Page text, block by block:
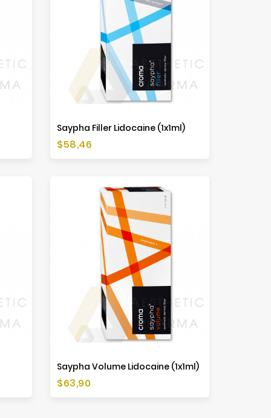
Saypha Filler Lidocaine (1x1ml)
Preis
$58,46
Saypha Volume Lidocaine (1x1ml)
Preis
$63,90